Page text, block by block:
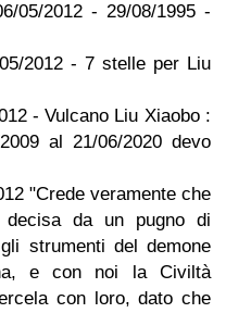
- 29/08/1995 -
- 7 stelle per Liu
Liu Xiaobo :
al 21/06/2020 devo
veramente che
da un pugno di
strumenti del demone
e con noi la Civiltà
con loro, dato che